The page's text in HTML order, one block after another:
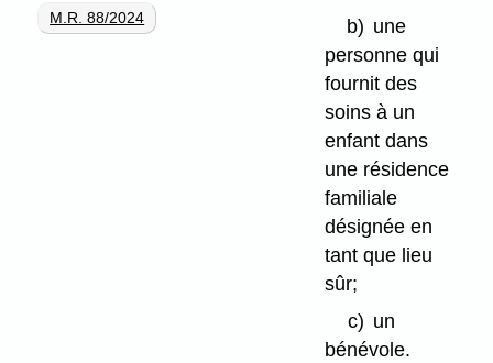
M.R. 88/2024
b) une
personne qui
fournit des
soins à un
enfant dans
une résidence
familiale
désignée en
tant que lieu
sûr;
c) un
bénévole.